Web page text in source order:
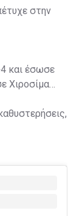
στην
και έσωσε
Χιροσίμα